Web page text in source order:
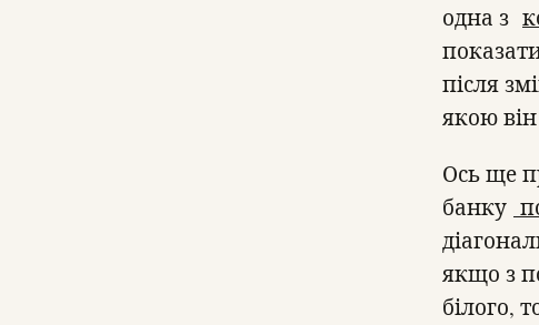
одна з
після
якою
Ось ще
банку
якщо з
білого,